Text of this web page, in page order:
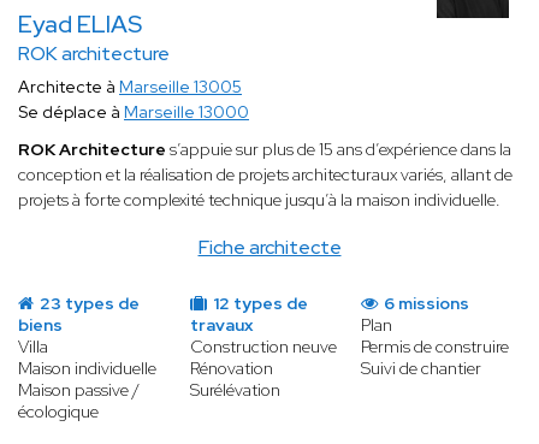
Eyad ELIAS
ROK architecture
Fiche architecte
Architecte à Marseille 13005
Se déplace à Marseille 13000
ROK Architecture s’appuie sur plus de 15 ans d’expérience dans la
conception et la réalisation de projets architecturaux variés, allant de
projets à forte complexité technique jusqu’à la maison individuelle.
23 types de
biens
Villa
Maison individuelle
Maison passive /
écologique
12 types de
travaux
Construction neuve
Rénovation
Surélévation
6 missions
Plan
Permis de construire
Suivi de chantier